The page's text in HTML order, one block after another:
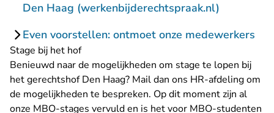
Den Haag (werkenbijderechtspraak.nl)
Even voorstellen: ontmoet onze medewerkers
Stage bij het hof
Benieuwd naar de mogelijkheden om stage te lopen bij
het gerechtshof Den Haag? Mail dan ons HR-afdeling- U
om
de mogelijkheden te bespreken. Op dit moment zijn al
onze MBO-stages vervuld en is het voor MBO-studenten